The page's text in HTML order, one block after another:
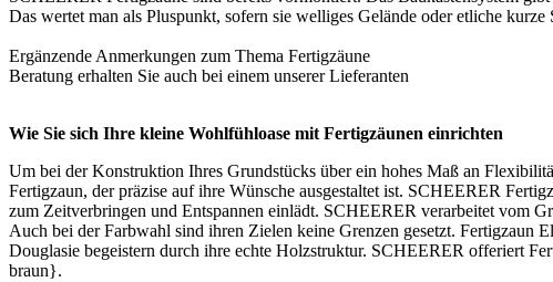
Das wertet man als Pluspunkt, sofern sie welliges Gelände oder etliche kurze
Ergänzende Anmerkungen zum Thema Fertigzäune
Beratung erhalten Sie auch bei einem unsererLieferanten
Wie Sie sich Ihre kleine Wohlfühloase mit Fertigzäunen einrichten
Um bei der Konstruktion Ihres Grundstücks über ein hohes Maß an
Fertigzaun, der präzise auf ihre Wünsche ausgestaltet ist. SCHEERER
zum Zeitverbringen und Entspannen einlädt. SCHEERER verarbeitet vom
Auch bei der Farbwahl sind ihren Zielen keine Grenzen gesetzt. Fertigzaun
Douglasie begeistern durch ihre echte Holzstruktur. SCHEERER offeriert
braun}.